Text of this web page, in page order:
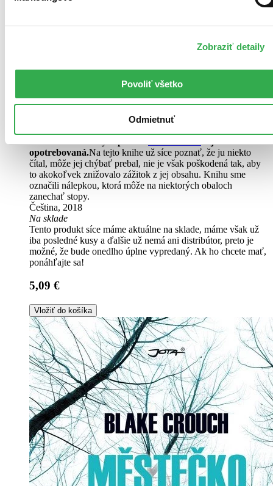
Zobraziť detaily
Povoliť všetko
Odmietnuť
opotrebovaná.Na tejto knihe už síce poznať, že ju niekto
čítal, môže jej chýbať prebal, nie je však poškodená tak, aby
to akokoľvek znižovalo zážitok z jej obsahu. Knihu sme
označili nálepkou, ktorá môže na niektorých obaloch
zanechať stopy.
Čeština, 2018
Na sklade
Tento produkt síce máme aktuálne na sklade, máme však už
iba posledné kusy a ďalšie už nemá ani distribútor, preto je
možné, že bude onedlho úplne vypredaný. Ak ho chcete mať,
ponáhľajte sa!
5,09 €
Vložiť do košíka